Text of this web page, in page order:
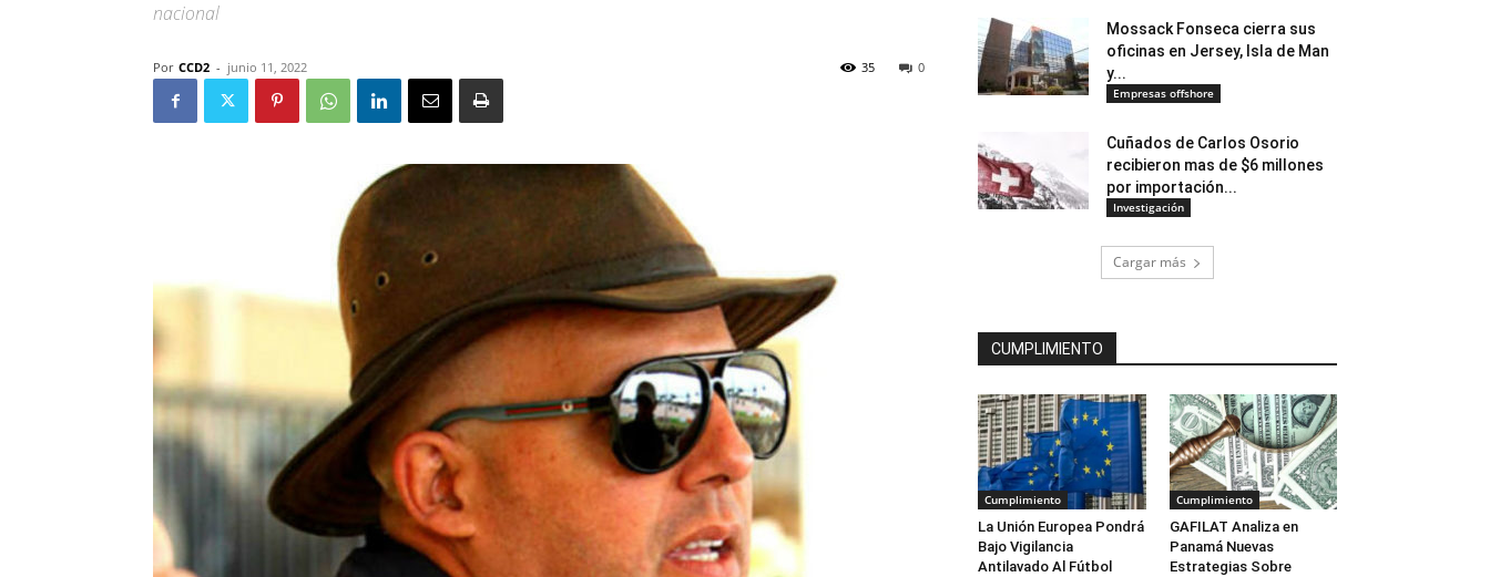
nacional
Por CCD2 - junio 11, 2022 0
35
Mossack Fonseca cierra sus
oficinas en Jersey, Isla de Man
y...
Empresas offshore
Cuñados de Carlos Osorio
recibieron mas de $6 millones
por importación...
Investigación
Cargar más
CUMPLIMIENTO
Cumplimiento
La Unión Europea Pondrá
Bajo Vigilancia
Antilavado Al Fútbol
Cumplimiento
GAFILAT Analiza en
Panamá Nuevas
Estrategias Sobre